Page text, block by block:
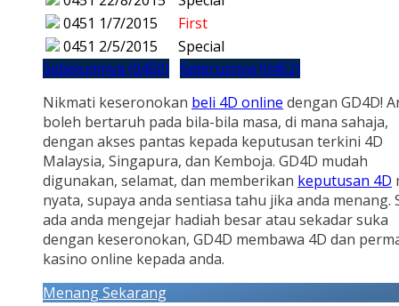
0451 1/7/2015
First
0451 2/5/2015
Special
Sebelumnya (0450) Seterusnya (0452)
Nikmati keseronokan beli 4D online dengan GD4D!
boleh bertaruh pada bila-bila masa, di mana sahaja,
dengan akses pantas kepada keputusan terkini 4D
Malaysia, Singapura, dan Kemboja. GD4D mudah
digunakan, selamat, dan memberikan keputusan 4D
nyata, supaya anda sentiasa tahu jika anda menang.
ada anda mengejar hadiah besar atau sekadar suka
dengan keseronokan, GD4D membawa 4D dan
kasino online kepada anda.
Menang Sekarang